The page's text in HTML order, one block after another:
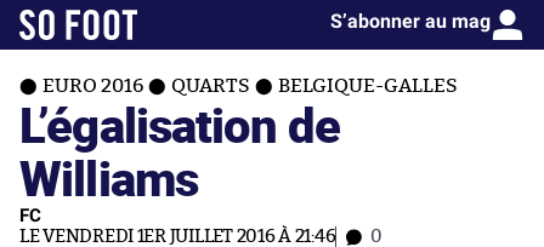
S’abonner au mag
EURO 2016 QUARTS BELGIQUE-GALLES
L’égalisation de
Williams
FC
LE VENDREDI 1ER JUILLET 2016 À 21:46 0